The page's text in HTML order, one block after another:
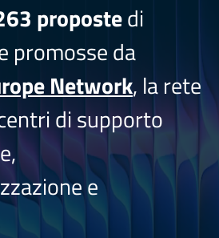
propostedi
promosse da
Network, la rete
di supporto
e